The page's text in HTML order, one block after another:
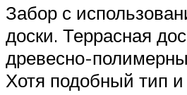
Забор с
доски. Террасная
древесно-
Хотя подобный тип и